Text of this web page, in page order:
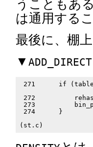
うこともあ
は通用する
最後に、棚
▼
271      if
272
273
274      }